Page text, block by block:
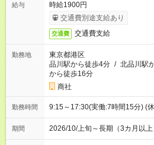
給与
時給1900円
交通費別途支給あり
交通費 交通費支給
勤務地
東京都港区
品川駅から徒歩4分 / 北品川駅
から徒歩16分
商社
勤務時間 9:15～17:30(実働:7時間15分) (
期間 2026/10/上旬～長期（3カ月以